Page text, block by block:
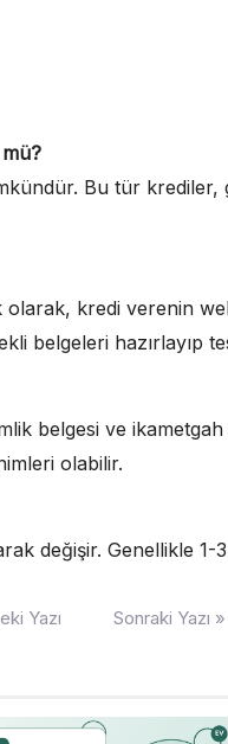
Bu tür krediler,
olarak, kredi verenin
belgeleri hazırlayıp
belgesi ve
olabilir.
değişir. Genellikle
Yazı Sonraki Yazı »